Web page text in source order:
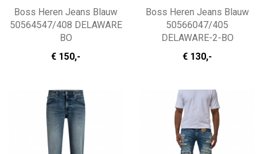
Boss Heren Jeans Blauw
50564547/408 DELAWARE
BO
€ 150,-
Boss Heren Jeans Blauw
50566047/405
DELAWARE-2-BO
€ 130,-